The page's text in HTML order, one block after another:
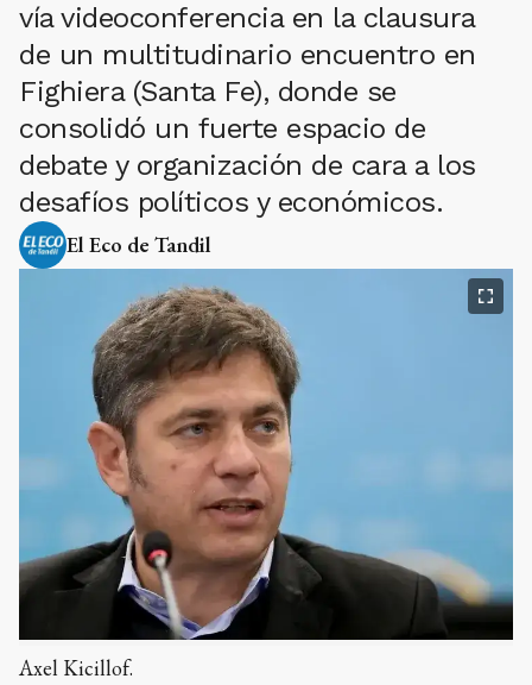
vía videoconferencia en la clausura
de un multitudinario encuentro en
Fighiera (Santa Fe), donde se
consolidó un fuerte espacio de
debate y organización de cara a los
desafíos políticos y económicos.
El Eco de Tandil
Axel Kicillof.